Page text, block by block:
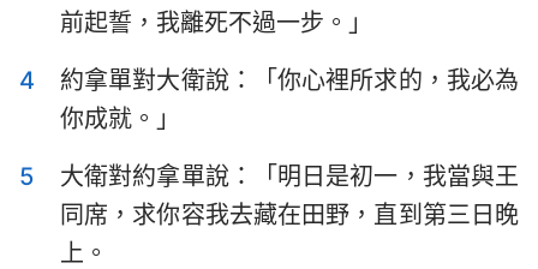
約珥書 阿摩司書
俄巴底亞書 約拿書
彌迦書
哈巴谷書 西番雅書
哈該書 撒迦利亞書
前起誓，我離死不過一步。」
4
約拿單對大衛說：「你心裡所求的，我必為
你成就。」
5
大衛對約拿單說：「明日是初一，我當與王
同席，求你容我去藏在田野，直到第三日晚
上。